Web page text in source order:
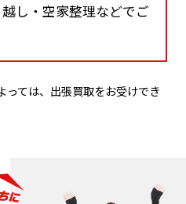
し・空家整理などでご
ては、出張買取をお受けでき